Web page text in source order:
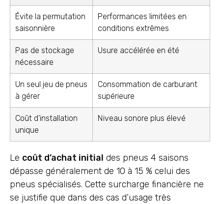
Évite la permutation
saisonnière
Performances limitées en
conditions extrêmes
Pas de stockage
nécessaire
Usure accélérée en été
Un seul jeu de pneus
à gérer
Consommation de carburant
supérieure
Coût d’installation
unique
Niveau sonore plus élevé
Le coût d’achat initial des pneus 4 saisons
dépasse généralement de 10 à 15 % celui des
pneus spécialisés. Cette surcharge financière ne
se justifie que dans des cas d’usage très